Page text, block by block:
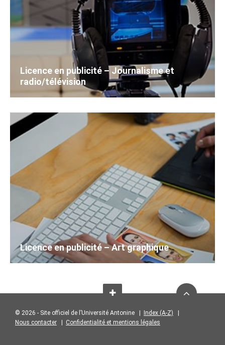
Licence en publicité – Journalisme et
radio/télévision
Licence en publicité – Art graphique
© 2026 - Site officiel de l’Université Antonine | Index (A-Z)
Nous contacter
Confidentialité et mentions légales